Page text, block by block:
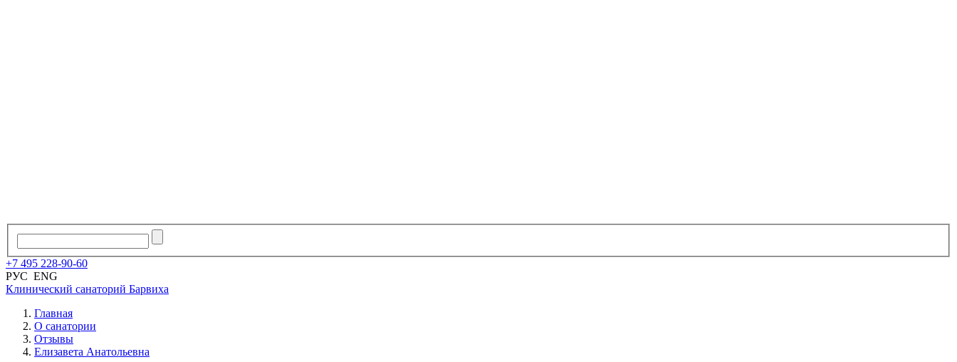
+7 495 228-90-60
РУС ENG
Клинический санаторий Барвиха
Главная
О санатории
Отзывы
Елизавета Анатольевна